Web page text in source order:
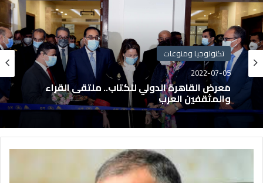
تكنولوجيا ومنوعات
2022-07-05
معرض القاهرة الدولي للكتاب.. ملتقى القراء
والمثقفين العرب